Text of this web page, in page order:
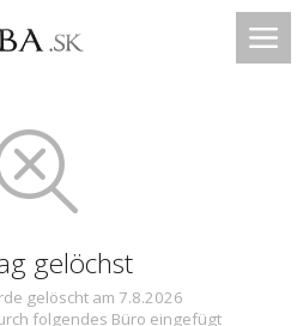
gelöchst
gelöscht am 7.8.2026
folgendes Büro eingefügt